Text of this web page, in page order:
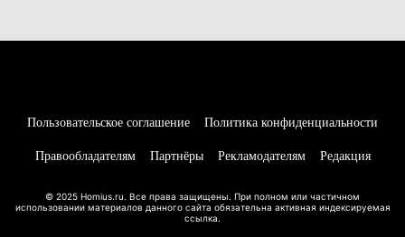
Пользовательское соглашение Политика конфиденциальности
Правообладателям Партнёры Рекламодателям Редакция
© 2025 Homius.ru. Все права защищены. При полном или частичном
использовании материалов данного сайта обязательна активная индексируемая
ссылка.